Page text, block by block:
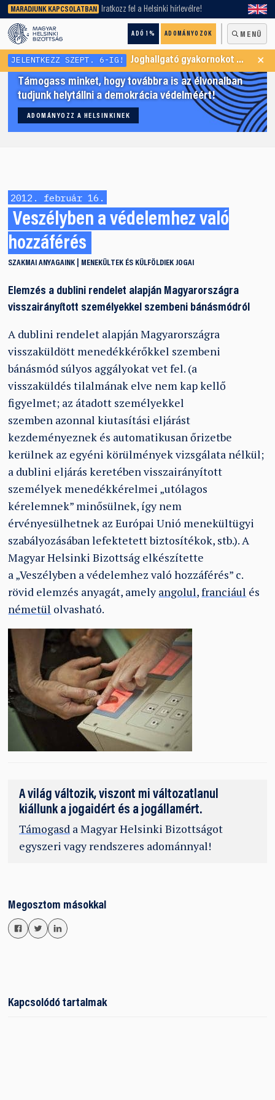
MARADJUNK KAPCSOLATBAN Iratkozz fel a Helsinki hírlevélre!
ADÓ 1% ADOMÁNYOZOK MENÜ
keresőnket!
JELENTKEZZ SZEPT. 6-IG! Joghallgató gyakornokot keresünk Menekültügyi Programunkba ×
Támogass minket, hogy továbbra is az élvonalban
tudjunk helytállni a demokrácia védelméért!
ADOMÁNYOZZ A HELSINKINEK
2012. február 16.
Veszélyben a védelemhez való
hozzáférés
SZAKMAI ANYAGAINK MENEKÜLTEK ÉS KÜLFÖLDIEK JOGAI
Elemzés a dublini rendelet alapján Magyarországra
visszairányított személyekkel szembeni bánásmódról
A dublini rendelet alapján Magyarországra
visszaküldött menedékkérőkkel szembeni
bánásmód súlyos aggályokat vet fel. (a
visszaküldés tilalmának elve nem kap kellő
figyelmet; az átadott személyekkel
szemben azonnal kiutasítási eljárást
kezdeményeznek és automatikusan őrizetbe
kerülnek az egyéni körülmények vizsgálata nélkül;
a dublini eljárás keretében visszairányított
személyek menedékkérelmei „utólagos
kérelemnek” minősülnek, így nem
érvényesülhetnek az Európai Unió menekültügyi
szabályozásában lefektetett biztosítékok, stb.). A
Magyar Helsinki Bizottság elkészítette
a „Veszélyben a védelemhez való hozzáférés” c.
rövid elemzés anyagát, amely angolul,franciául és
németül olvasható.
A világ változik, viszont mi változatlanul
kiállunk a jogaidért és a jogállamért.
Támogasd a Magyar Helsinki Bizottságot
egyszeri vagy rendszeres adománnyal!
Megosztom másokkal
Kapcsolódó tartalmak